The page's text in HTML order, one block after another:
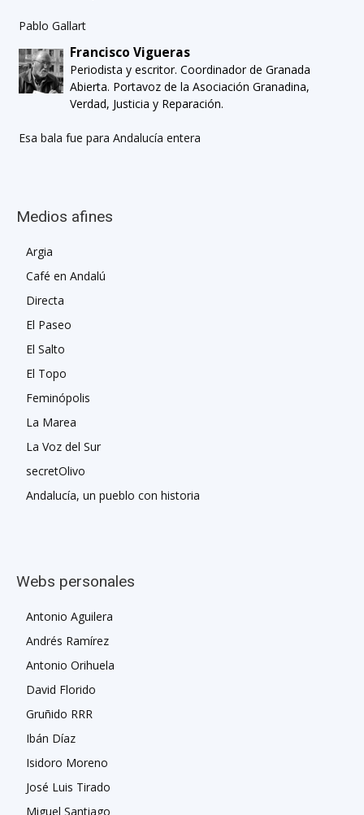
Pablo Gallart
Francisco Vigueras
Periodista y escritor. Coordinador de Granada
Abierta. Portavoz de la Asociación Granadina,
Verdad, Justicia y Reparación.
Esa bala fue para Andalucía entera
Medios afines
Argia
Café en Andalú
Directa
El Paseo
El Salto
El Topo
Feminópolis
La Marea
La Voz del Sur
secretOlivo
Andalucía, un pueblo con historia
Webs personales
Antonio Aguilera
Andrés Ramírez
Antonio Orihuela
David Florido
Gruñido RRR
Ibán Díaz
Isidoro Moreno
José Luis Tirado
Miguel Santiago